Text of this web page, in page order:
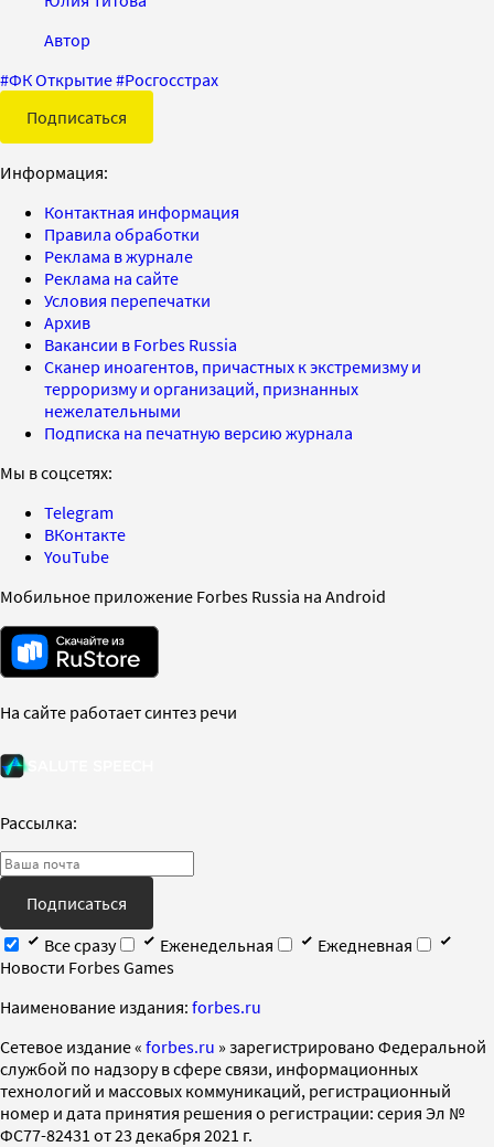
Автор
#ФК Открытие#Росгосстрах
Подписаться
Информация:
Контактная информация
Правила обработки
Реклама в журнале
Реклама на сайте
Условия перепечатки
Архив
Вакансии в Forbes Russia
Сканер иноагентов, причастных к экстремизму и
терроризму и организаций, признанных
нежелательными
Подписка на печатную версию журнала
Мы в соцсетях:
Telegram
ВКонтакте
YouTube
Мобильное приложение Forbes Russia на Android
На сайте работает синтез речи
Рассылка:
Подписаться
Все сразу
Еженедельная
Ежедневная
Новости Forbes Games
Наименование издания: forbes.ru
Cетевое издание « forbes.ru » зарегистрировано Федеральной
службой по надзору в сфере связи, информационных
технологий и массовых коммуникаций, регистрационный
номер и дата принятия решения о регистрации: серия Эл №
ФС77-82431 от 23 декабря 2021 г.